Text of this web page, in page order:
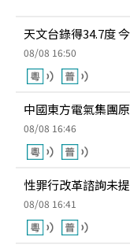
天文台錄得34.7度
08/08 16:50
中國東方電氣集團
08/08 16:46
性罪行改革諮詢未
08/08 16:41